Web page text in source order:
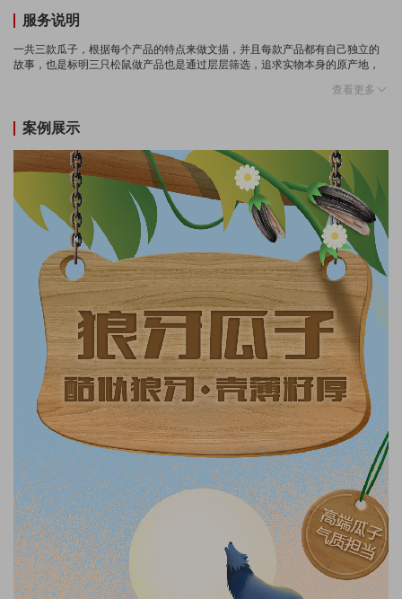
服务说明
一共三款瓜子，根据每个产品的特点来做文描，并且每款产品都有自己独立的
故事，也是标明三只松鼠做产品也是通过层层筛选，追求实物本身的原产地，
故事，也是标明三只松鼠做产品也是通过层层筛选，追求实物本身的原产地，
把最好的产品给到每一位喜爱、信赖三只松鼠的消费者
查看更多
案例展示